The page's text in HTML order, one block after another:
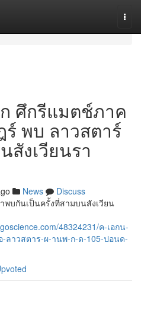
ก ศึกรีแมตช์ภาค
พบ ลาวสตาร์
สังเวียนรา
News
Discuss
พบกันเป็นครั้งที่สามบนสังเวียน
48324231/ค-เอกน-
ลาวสตาร-ผ-านพ-ก-ด-105-ปอนด-